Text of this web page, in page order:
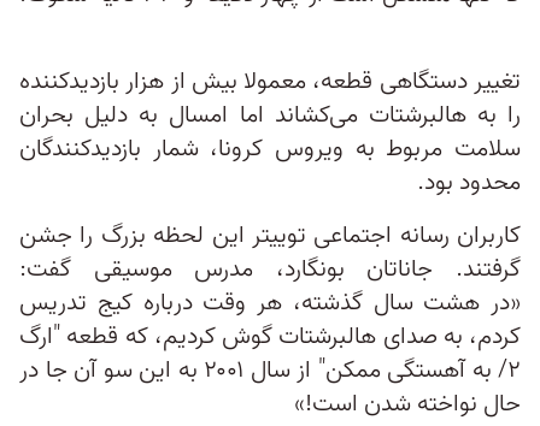
تغییر دستگاهی قطعه، معمولا بیش از هزار بازدیدکننده
را به هالبرشتات می‌کشاند اما امسال به دلیل بحران
سلامت مربوط به ویروس کرونا، شمار بازدیدکنندگان
محدود بود.
کاربران رسانه اجتماعی توییتر این لحظه بزرگ را جشن
گرفتند. جاناتان بونگارد، مدرس موسیقی گفت:
«در هشت سال گذشته، هر وقت درباره کیج تدریس
کردم، به صدای هالبرشتات گوش کردیم، که قطعه "ارگ
۲/ به آهستگی ممکن" از سال ۲۰۰۱ به این سو آن جا در
حال نواخته شدن است!»